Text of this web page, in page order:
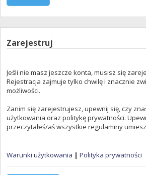
Zarejestruj
Jeśli nie masz jeszcze konta, musisz się
Rejestracja zajmuje tylko chwilę i znacznie
możliwości.
Zanim się zarejestrujesz, upewnij się, czy
użytkowania oraz politykę prywatności.
przeczytałeś/aś wszystkie regulaminy
Warunki użytkowania | Polityka prywatności